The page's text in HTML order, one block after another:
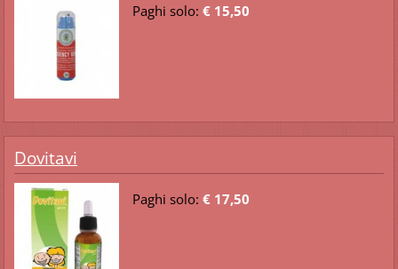
Paghi solo: € 15,50
Dovitavi
Paghi solo: € 17,50